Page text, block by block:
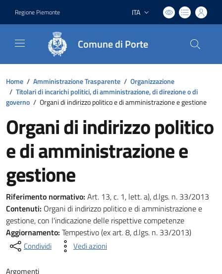
Regione Piemonte Lingua attiva:
ITA
Comune di Porte
Home / Amministrazione Trasparente / Organizzazione
/ Titolari di incarichi politici, di amministrazione, di direzione o di
governo / Organi di indirizzo politico e di amministrazione e gestione
Organi di indirizzo politico
e di amministrazione e
gestione
Riferimento normativo: Art. 13, c. 1, lett. a), d.lgs. n. 33/2013
Contenuti: Organi di indirizzo politico e di amministrazione e
gestione, con l'indicazione delle rispettive competenze
Aggiornamento: Tempestivo (ex art. 8, d.lgs. n. 33/2013)
Condividi Vedi azioni
Argomenti